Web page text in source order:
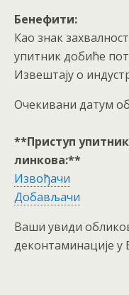
Бенефити:
Као знак
упитник добиће
Извештају о
Очекивани датум
**Приступ
линкова:**
Извођачи
Добављачи
Ваши увиди
деконтаминације у